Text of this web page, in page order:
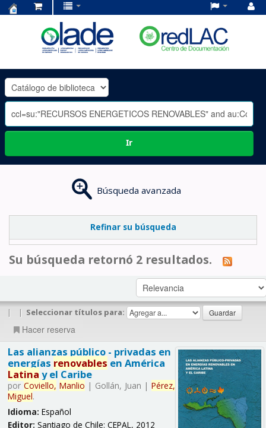
OLADE
-
Ir
Búsqueda avanzada
Refinar su búsqueda
Su búsqueda retornó 2 resultados.
| | Seleccionar títulos para:
Hacer reserva
Las alianzas público - privadas en
energías renovables en América
Latina y el Caribe
por Coviello, Manlio | Gollán, Juan | Pérez,
Miguel.
Idioma: Español
Editor: Santiago de Chile: CEPAL, 2012